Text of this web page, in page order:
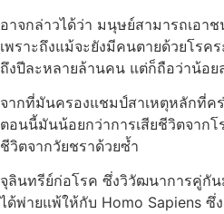
อาจกล่าวได้ว่า มนุษย์สามารถเอา
เพราะถึงแม้จะยังมีคนตายด้วยโรค
ถึงปีละหลายล้านคน แต่ก็ถือว่าน้อย
จากที่มันครองแชมป์สาเหตุหลักที่ค
ตอนนี้มันน้อยกว่าการเสียชีวิตจากโ
ชีวิตจากวัยชราด้วยซ้ำ
จุลินทรีย์ก่อโรค ซึ่งวิวัฒนาการคู่กั
ได้พ่ายแพ้ให้กับ Homo Sapiens ซึ่